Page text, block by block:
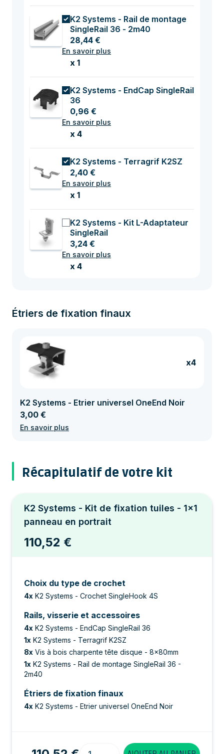
K2 Systems - Rail de montage
SingleRail 36 - 2m40
28,44 €
En savoir plus
x 1
K2 Systems - EndCap SingleRail
36
0,96 €
En savoir plus
x 4
K2 Systems - Terragrif K2SZ
2,40 €
En savoir plus
x 1
K2 Systems - Kit L-Adaptateur
SingleRail
3,24 €
En savoir plus
x 4
Étriers de fixation finaux
x4
K2 Systems - Etrier universel OneEnd Noir
3,00 €
En savoir plus
Récapitulatif de votre kit
K2 Systems - Kit de fixation tuiles - 1x1
panneau en portrait
110,52 €
Choix du type de crochet
4x K2 Systems - Crochet SingleHook 4S
Rails, visserie et accessoires
4x K2 Systems - EndCap SingleRail 36
1x K2 Systems - Terragrif K2SZ
8x Vis à bois charpente tête disque - 8x80mm
1x K2 Systems - Rail de montage SingleRail 36 -
2m40
Étriers de fixation finaux
4x K2 Systems - Etrier universel OneEnd Noir
Quantité